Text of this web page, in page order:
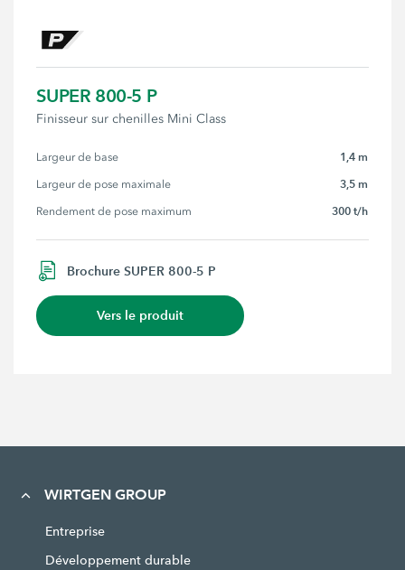
SUPER 800-5 P
Finisseur sur chenilles Mini Class
Largeur de base 1,4 m
Largeur de pose maximale 3,5 m
Rendement de pose maximum 300 t/h
Brochure SUPER 800-5 P
Vers le produit
WIRTGEN GROUP
Entreprise
Développement durable